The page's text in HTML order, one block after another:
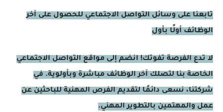
تابعنا على وسائل التواصل الاجتماعي للحصول على آخر
الوظائف أولًا بأول
لا تدع الفرصة تفوتك! انضم إلى مواقع التواصل الاجتماعي
الخاصة بنا لتصلك آخر الوظائف مباشرة وبأولوية. في
شركتنا، نسعى دائمًا لتقديم الفرص المهنية للباحثين عن
عمل والمهتمين بالتطوير المهني.